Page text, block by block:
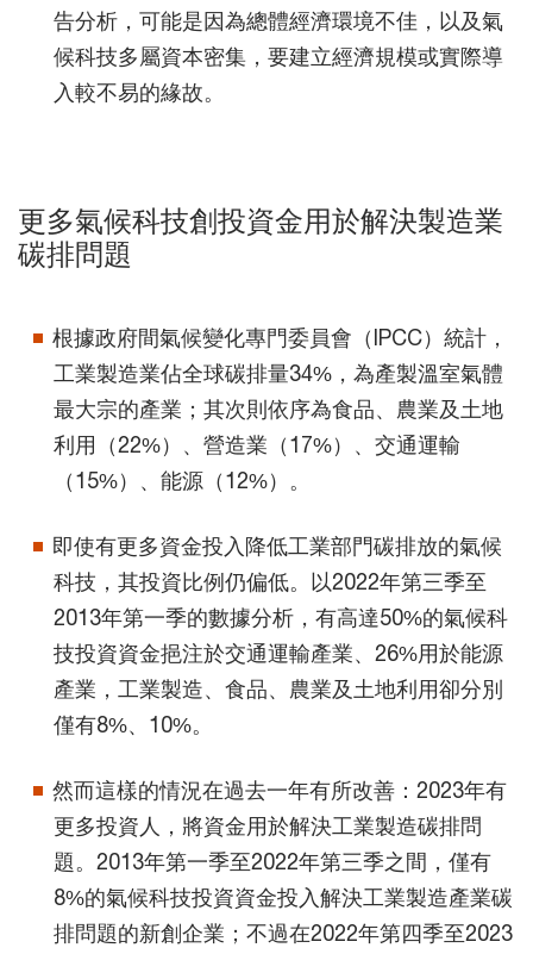
告分析，可能是因為總體經濟環境不佳，以及氣
候科技多屬資本密集，要建立經濟規模或實際導
入較不易的緣故。
更多氣候科技創投資金用於解決製造業
碳排問題
根據政府間氣候變化專門委員會（IPCC）統計，
工業製造業佔全球碳排量34%，為產製溫室氣體
最大宗的產業；其次則依序為食品、農業及土地
利用（22%）、營造業（17%）、交通運輸
（15%）、能源（12%）。
即使有更多資金投入降低工業部門碳排放的氣候
科技，其投資比例仍偏低。以2022年第三季至
2013年第一季的數據分析，有高達50%的氣候科
技投資資金挹注於交通運輸產業、26%用於能源
產業，工業製造、食品、農業及土地利用卻分別
僅有8%、10%。
然而這樣的情況在過去一年有所改善：2023年有
更多投資人，將資金用於解決工業製造碳排問
題。2013年第一季至2022年第三季之間，僅有
8%的氣候科技投資資金投入解決工業製造產業碳
排問題的新創企業；不過在2022年第四季至2023